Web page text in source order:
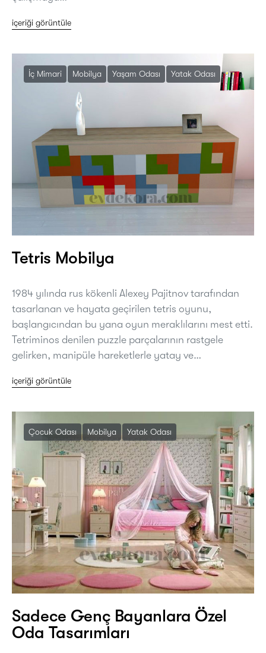
içeriği görüntüle
İç Mimari Mobilya Yaşam Odası Yatak Odası
Tetris Mobilya
1984 yılında rus kökenli Alexey Pajitnov tarafından
tasarlanan ve hayata geçirilen tetris oyunu,
başlangıcından bu yana oyun meraklılarını mest etti.
Tetriminos denilen puzzle parçalarının rastgele
gelirken, manipüle hareketlerle yatay ve…
içeriği görüntüle
Çocuk Odası Mobilya Yatak Odası
Sadece Genç Bayanlara Özel
Oda Tasarımları